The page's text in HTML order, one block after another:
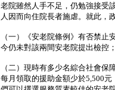
老院雖然人手不足，仍勉強接受
人因而向住院長者施虐。就此，
（一）《安老院條例》有否禁
今仍未對該兩間安老院提出檢控
（二）現時有多少名綜合社會
每月領取的援助金額少於5,500